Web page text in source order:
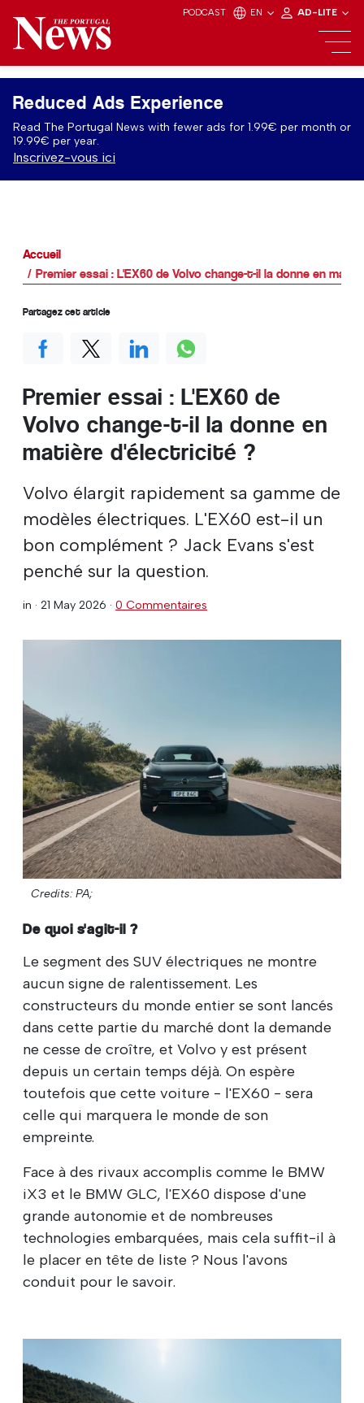
PODCAST EN AD-LITE
Reduced Ads Experience
Read The Portugal News with fewer ads for 1.99€ per month or
19.99€ per year.
Inscrivez-vous ici
Accueil
Premier essai : L'EX60 de Volvo change-t-il la donne en
Premier essai : L'EX60 de
Volvo change-t-il la donne en
matière d'électricité ?
Volvo élargit rapidement sa gamme de
modèles électriques. L'EX60 est-il un
bon complément ? Jack Evans s'est
penché sur la question.
in · 21 May 2026 · 0 Commentaires
Credits: PA;
De quoi s'agit-il ?
Le segment des SUV électriques ne montre
aucun signe de ralentissement. Les
constructeurs du monde entier se sont lancés
dans cette partie du marché dont la demande
ne cesse de croître, et Volvo y est présent
depuis un certain temps déjà. On espère
toutefois que cette voiture - l'EX60 - sera
celle qui marquera le monde de son
empreinte.
Face à des rivaux accomplis comme le BMW
iX3 et le BMW GLC, l'EX60 dispose d'une
grande autonomie et de nombreuses
technologies embarquées, mais cela suffit-il à
le placer en tête de liste ? Nous l'avons
conduit pour le savoir.
Partagez cet article